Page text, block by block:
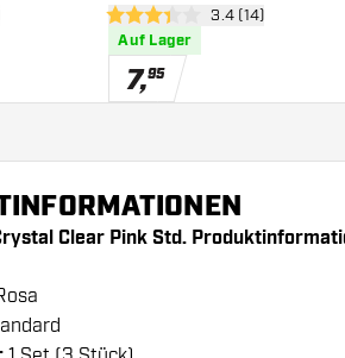
öffnen
3.4 Bewertungssterne
3.4 (14)
Auf Lager
7,95
Clear Pink Std.